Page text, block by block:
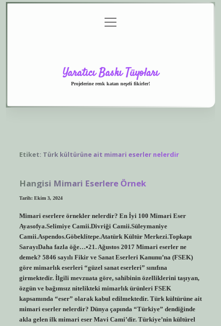
menüyü
aç
Yaratıcı Baskı Tüyoları
Projelerine renk katan neşeli fikirler!
Etiket: Türk kültürüne ait mimari eserler nelerdir
Hangisi Mimari Eserlere Örnek
Tarih: Ekim 3, 2024
Mimari eserlere örnekler nelerdir? En İyi 100 Mimari Eser
Ayasofya.Selimiye Camii.Divriği Camii.Süleymaniye
Camii.Aspendos.Göbeklitepe.Atatürk Kültür Merkezi.Topkapı
SarayıDaha fazla öğe…•21. Ağustos 2017 Mimari eserler ne
demek? 5846 sayılı Fikir ve Sanat Eserleri Kanunu’na (FSEK)
göre mimarlık eserleri “güzel sanat eserleri” sınıfına
girmektedir. İlgili mevzuata göre, sahibinin özelliklerini taşıyan,
özgün ve bağımsız nitelikteki mimarlık ürünleri FSEK
kapsamında “eser” olarak kabul edilmektedir. Türk kültürüne ait
mimari eserler nelerdir? Dünya çapında “Türkiye” dendiğinde
akla gelen ilk mimari eser Mavi Cami’dir. Türkiye’nin kültürel